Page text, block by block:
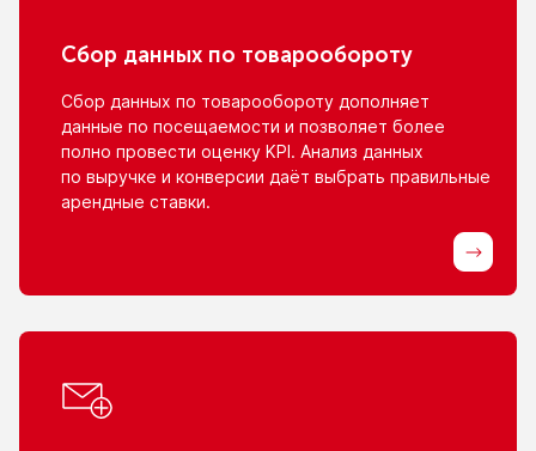
Сбор данных по товарообороту
Сбор данных по товарообороту дополняет
данные по посещаемости и позволяет более
полно провести оценку KPI. Анализ данных
по выручке и конверсии даёт выбрать правильные
арендные ставки.